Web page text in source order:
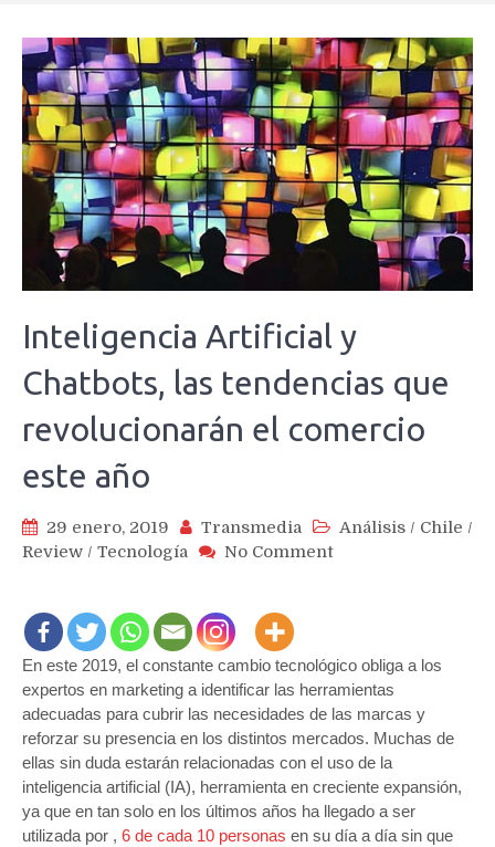
Inteligencia Artificial y
Chatbots, las tendencias que
revolucionarán el comercio
este año
29 enero, 2019 Transmedia Análisis / Chile /
Review / Tecnología No Commenton
las
tendencias
que
revolucionarán
el
comercio
este
año
En este 2019, el constante cambio tecnológico obliga a los
expertos en marketing a identificar las herramientas
adecuadas para cubrir las necesidades de las marcas y
reforzar su presencia en los distintos mercados. Muchas de
ellas sin duda estarán relacionadas con el uso de la
inteligencia artificial (IA), herramienta en creciente expansión,
ya que en tan solo en los últimos años ha llegado a ser
utilizada por , 6 de cada 10 personas en su día a día sin que